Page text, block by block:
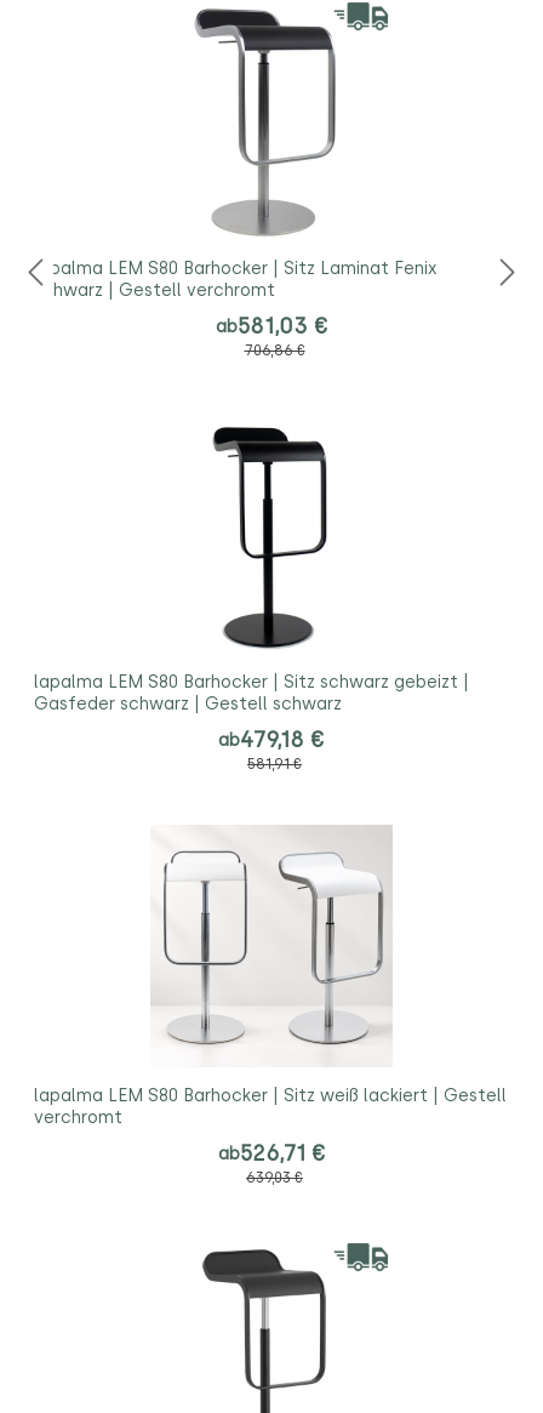
lapalma LEM S80 Barhocker | Sitz Laminat Fenix
schwarz | Gestell verchromt
ab581,03 €
706,86 €
lapalma LEM S80 Barhocker | Sitz schwarz gebeizt |
Gasfeder schwarz | Gestell schwarz
ab479,18 €
581,91 €
lapalma LEM S80 Barhocker | Sitz weiß lackiert | Gestell
verchromt
ab526,71 €
639,03 €